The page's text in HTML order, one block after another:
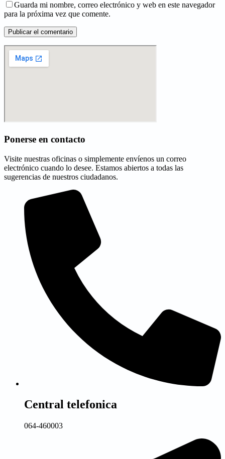
Guarda mi nombre, correo electrónico y web en este navegador
para la próxima vez que comente.
Publicar el comentario
Ponerse en contacto
Visite nuestras oficinas o simplemente envíenos un correo
electrónico cuando lo desee. Estamos abiertos a todas las
sugerencias de nuestros ciudadanos.
Central telefonica
064-460003